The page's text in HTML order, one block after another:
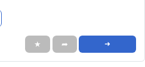
★ ➦ ➜